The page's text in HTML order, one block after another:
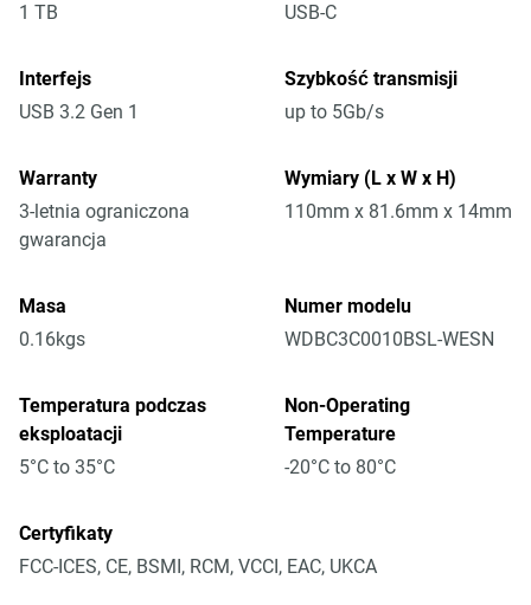
1 TB
USB-C
Interfejs
USB 3.2 Gen 1
Szybkość transmisji
up to 5Gb/s
Warranty
3-letnia ograniczona
gwarancja
Wymiary (L x W x H)
110mm x 81.6mm x 14mm
Masa
0.16kgs
Numer modelu
WDBC3C0010BSL-WESN
Temperatura podczas
eksploatacji
5°C to 35°C
Non-Operating
Temperature
-20°C to 80°C
Certyfikaty
FCC-ICES, CE, BSMI, RCM, VCCI, EAC, UKCA